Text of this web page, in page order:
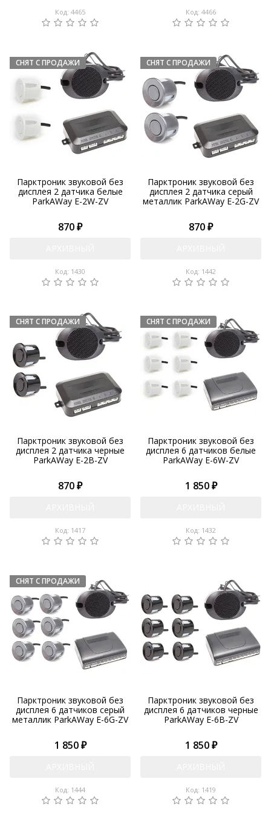
Код: 4465 Код: 4466
Парктроник звуковой без
дисплея 2 датчика белые
ParkAWay E-2W-ZV
870 ₽
Код: 1430
Парктроник звуковой без
дисплея 2 датчика серый
металлик ParkAWay E-2G-ZV
870 ₽
Код: 1442
Парктроник звуковой без
дисплея 2 датчика черные
ParkAWay E-2B-ZV
870 ₽
Код: 1417
Парктроник звуковой без
дисплея 6 датчиков белые
ParkAWay E-6W-ZV
1 850 ₽
Код: 1432
Парктроник звуковой без
дисплея 6 датчиков серый
металлик ParkAWay E-6G-ZV
1 850 ₽
Код: 1444
Парктроник звуковой без
дисплея 6 датчиков черные
ParkAWay E-6B-ZV
1 850 ₽
Код: 1419